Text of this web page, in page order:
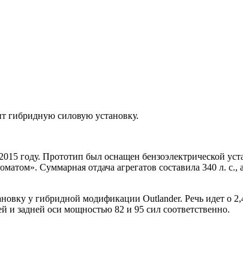
гибридную силовую установку.
году. Прототип был оснащен бензоэлектрической
Суммарная отдача агрегатов составила 340 л. с.,
у гибридной модификации Outlander. Речь идет о
и задней оси мощностью 82 и 95 сил соответственно.